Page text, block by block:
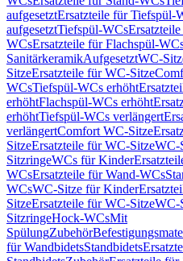
aufgesetztErsatzteile für Tiefspül-
aufgesetztTiefspül-WCs
WCsErsatzteile für Flachspül-
SanitärkeramikAufgesetztWC-
SitzeErsatzteile für WC-Sitze
WCsTiefspül-WCs erhöht
erhöhtFlachspül-WCs erhöht
erhöhtTiefspül-WCs verlängert
verlängertComfort WC-Sitze
SitzeErsatzteile für WC-SitzeWC-
SitzringeWCs für Kinder
WCsErsatzteile für Wand-WCs
WCsWC-Sitze für Kinder
SitzeErsatzteile für WC-SitzeWC-
SitzringeHock-WCsMit
SpülungZubehör
für WandbidetsStandbidets